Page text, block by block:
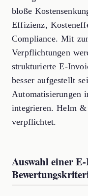
bloße
Effizienz,
Compliance. Mit
Verpflichtungen
strukturierte E-
besser aufgestellt
Automatisierungen
integrieren. Helm
verpflichtet.
Auswahl einer